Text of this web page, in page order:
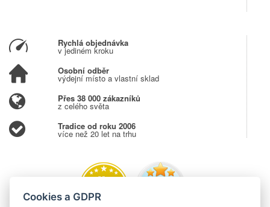
Rychlá objednávka
v jediném kroku
Osobní odběr
výdejní místo a vlastní sklad
Přes 38 000 zákazníků
z celého světa
Tradice od roku 2006
více než 20 let na trhu
Cookies a GDPR